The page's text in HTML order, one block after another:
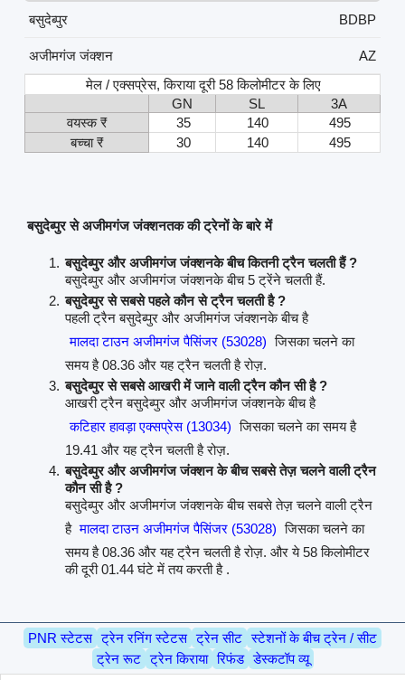
बसुदेब्पुर
BDBP
अजीमगंज जंक्शन
AZ
मेल / एक्सप्रेस, किराया दूरी 58 किलोमीटर के लिए
GN
SL
3A
वयस्क ₹
35 140
495
बच्चा ₹
30 140 495
बसुदेब्पुर से अजीमगंज जंक्शनतक की ट्रेनों के बारे में
बसुदेब्पुर और अजीमगंज जंक्शनके बीच कितनी ट्रैन चलती हैं ?
बसुदेब्पुर और अजीमगंज जंक्शनके बीच 5 ट्रेंने चलती हैं.
बसुदेब्पुर से सबसे पहले कौन से ट्रैन चलती है ?
पहली ट्रैन बसुदेब्पुर और अजीमगंज जंक्शनके बीच है
मालदा टाउन अजीमगंज पैसिंजर (53028) जिसका चलने का
समय है 08.36 और यह ट्रैन चलती है रोज़.
बसुदेब्पुर से सबसे आखरी में जाने वाली ट्रैन कौन सी है ?
आखरी ट्रैन बसुदेब्पुर और अजीमगंज जंक्शनके बीच है
कटिहार हावड़ा एक्सप्रेस (13034) जिसका चलने का समय है
19.41 और यह ट्रैन चलती है रोज़.
बसुदेब्पुर और अजीमगंज जंक्शन के बीच सबसे तेज़ चलने वाली ट्रैन
कौन सी है ?
बसुदेब्पुर और अजीमगंज जंक्शनके बीच सबसे तेज़ चलने वाली ट्रैन
है मालदा टाउन अजीमगंज पैसिंजर (53028) जिसका चलने का
समय है 08.36 और यह ट्रैन चलती है रोज़. और ये 58 किलोमीटर
की दूरी 01.44 घंटे में तय करती है .
PNR स्टेटस ट्रेन रनिंग स्टेटस ट्रेन सीट स्टेशनों के बीच ट्रेन / सीट
ट्रेन रूट ट्रेन किराया रिफंड डेस्कटॉप व्यू